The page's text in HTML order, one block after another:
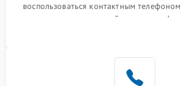
воспользоваться контактным
или оставить свой номер